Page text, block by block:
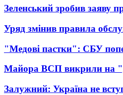
Зеленський зробив заяву
Уряд змінив правила
"Медові пастки": СБУ
Майора ВСП викрили на
Залужний: Україна не